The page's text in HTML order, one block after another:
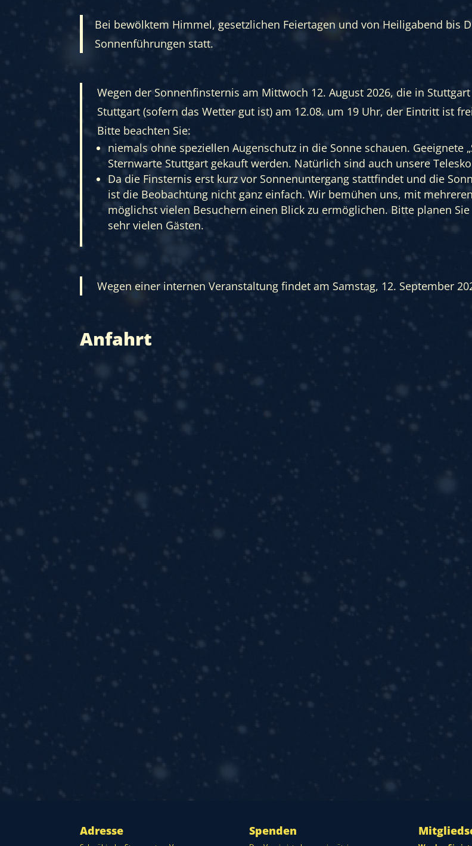
Bei bewölktem Himmel, gesetzlichen Feiertagen und von Heiligabend bis
Sonnenführungen statt.
Wegen der Sonnenfinsternis am Mittwoch 12. August 2026, die in
Stuttgart (sofern das Wetter gut ist) am 12.08. um 19 Uhr, der Eintritt ist
Bitte beachten Sie:
niemals ohne speziellen Augenschutz in die Sonne schauen. Geeignete
Sternwarte Stuttgart gekauft werden. Natürlich sind auch unsere
Da die Finsternis erst kurz vor Sonnenuntergang stattfindet und die
ist die Beobachtung nicht ganz einfach. Wir bemühen uns, mit
möglichst vielen Besuchern einen Blick zu ermöglichen. Bitte planen
sehr vielen Gästen.
Wegen einer internen Veranstaltung findet am Samstag, 12. September
Anfahrt
Adresse Spenden